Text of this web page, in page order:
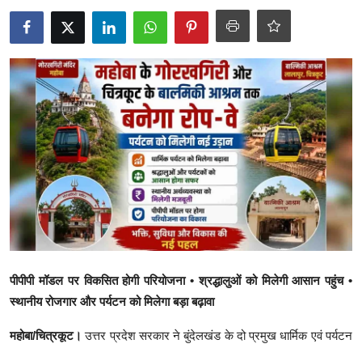
वीडियो
क्राइम
स्पोर्ट्स
मनोरंजन
गैलरी
पीपीपी मॉडल पर विकसित होगी परियोजना • श्रद्धालुओं को मिलेगी आसान पहुंच •
स्थानीय रोजगार और पर्यटन को मिलेगा बड़ा बढ़ावा
महोबा/चित्रकूट।उत्तर प्रदेश सरकार ने बुंदेलखंड के दो प्रमुख धार्मिक एवं पर्यटन